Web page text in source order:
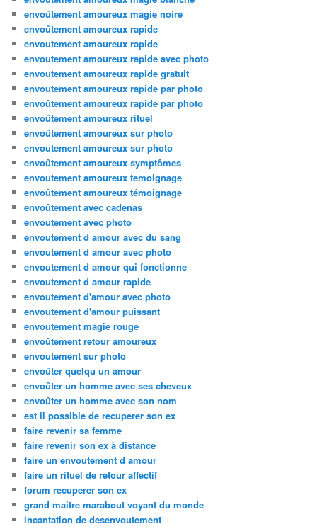
envoûtement amoureux magie noire
envoûtement amoureux rapide
envoutement amoureux rapide
envoutement amoureux rapide avec photo
envoutement amoureux rapide gratuit
envoutement amoureux rapide par photo
envoûtement amoureux rapide par photo
envoûtement amoureux rituel
envoûtement amoureux sur photo
envoutement amoureux sur photo
envoûtement amoureux symptômes
envoutement amoureux temoignage
envoûtement amoureux témoignage
envoûtement avec cadenas
envoutement avec photo
envoutement d amour avec du sang
envoutement d amour avec photo
envoutement d amour qui fonctionne
envoutement d amour rapide
envoutement d'amour avec photo
envoutement d'amour puissant
envoutement magie rouge
envoûtement retour amoureux
envoutement sur photo
envoûter quelqu un amour
envoûter un homme avec ses cheveux
envoûter un homme avec son nom
est il possible de recuperer son ex
faire revenir sa femme
faire revenir son ex à distance
faire un envoutement d amour
faire un rituel de retour affectif
forum recuperer son ex
grand maitre marabout voyant du monde
incantation de desenvoutement